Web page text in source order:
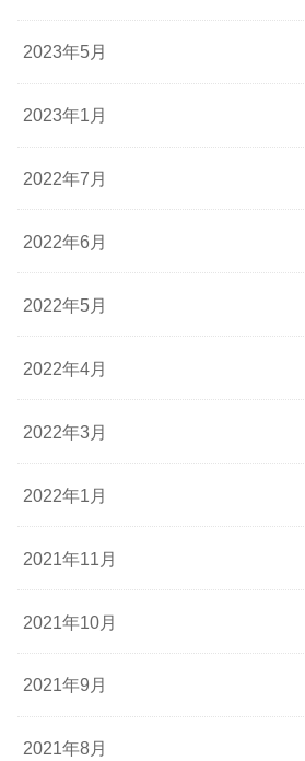
2023年5月
2023年1月
2022年7月
2022年6月
2022年5月
2022年4月
2022年3月
2022年1月
2021年11月
2021年10月
2021年9月
2021年8月